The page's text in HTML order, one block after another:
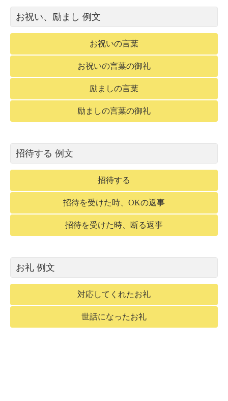
お祝い、励まし 例文
お祝いの言葉
お祝いの言葉の御礼
励ましの言葉
励ましの言葉の御礼
招待する 例文
招待する
招待を受けた時、OKの返事
招待を受けた時、断る返事
お礼 例文
対応してくれたお礼
世話になったお礼